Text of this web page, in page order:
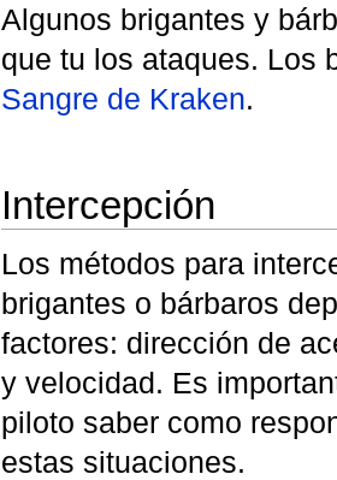
Algunos brigantes y
que tu los ataques. Los
Sangre de Kraken.
Intercepción
Los métodos para
brigantes o bárbaros
factores: dirección de
y velocidad. Es
piloto saber como
estas situaciones.